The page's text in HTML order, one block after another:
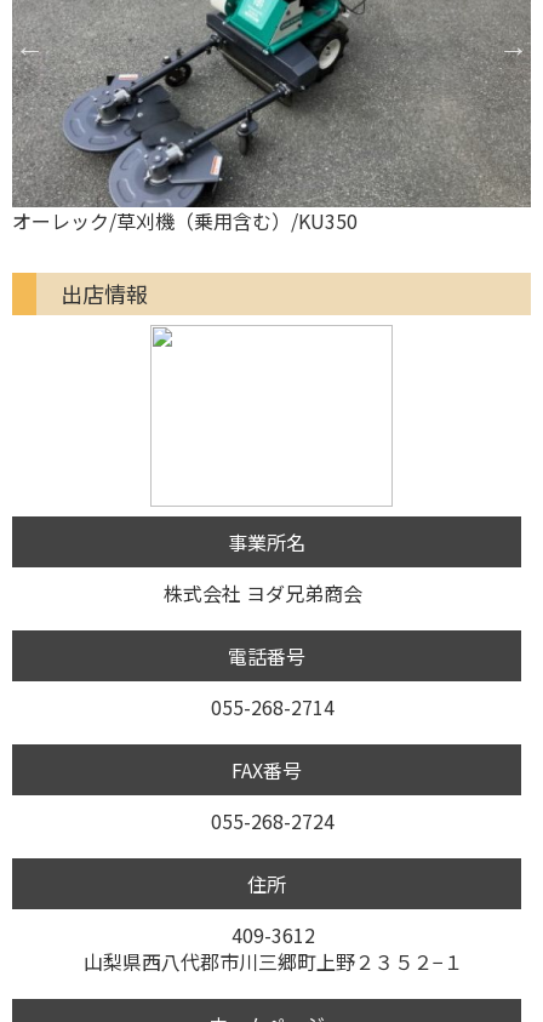
オーレック/草刈機（乗用含む）/KU350
出店情報
事業所名
株式会社 ヨダ兄弟商会
電話番号
055-268-2714
FAX番号
055-268-2724
住所
409-3612
山梨県西八代郡市川三郷町上野２３５２−１